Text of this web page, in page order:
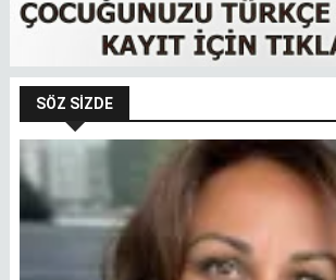
SÖZ SIZDE